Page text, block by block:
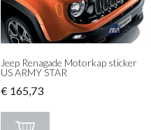
Jeep Renagade Motorkap sticker
US ARMY STAR
€ 165,73